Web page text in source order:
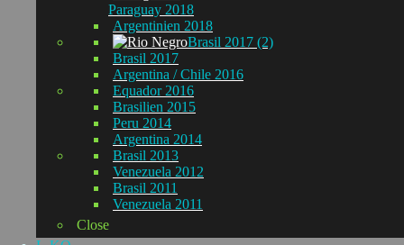
Paraguay 2018
Argentinien 2018
Brasil 2017 (2)
Brasil 2017
Argentina / Chile 2016
Equador 2016
Brasilien 2015
Peru 2014
Argentina 2014
Brasil 2013
Venezuela 2012
Brasil 2011
Venezuela 2011
Close